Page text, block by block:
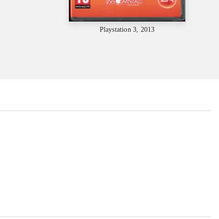
Playstation 3, 2013